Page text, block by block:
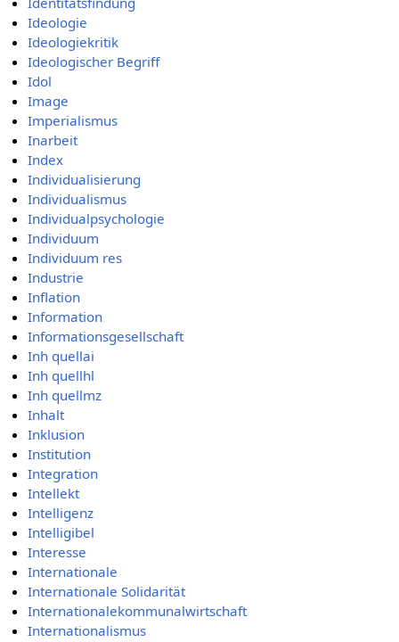
Ideologie
Ideologiekritik
Ideologischer Begriff
Idol
Image
Imperialismus
Inarbeit
Index
Individualisierung
Individualismus
Individualpsychologie
Individuum
Individuum res
Industrie
Inflation
Information
Informationsgesellschaft
Inh quellai
Inh quellhl
Inh quellmz
Inhalt
Inklusion
Institution
Integration
Intellekt
Intelligenz
Intelligibel
Interesse
Internationale
Internationale Solidarität
Internationalekommunalwirtschaft
Internationalismus